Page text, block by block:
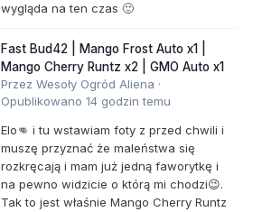
wygląda na ten czas 🙂
Fast Bud42 | Mango Frost Auto x1 |
Mango Cherry Runtz x2 | GMO Auto x1
Przez Wesoły Ogród Aliena ·
Opublikowano 14 godzin temu
Elo👊 i tu wstawiam foty z przed chwili i
muszę przyznać że maleństwa się
rozkręcają i mam już jedną faworytkę i
na pewno widzicie o którą mi chodzi😉.
Tak to jest właśnie Mango Cherry Runtz